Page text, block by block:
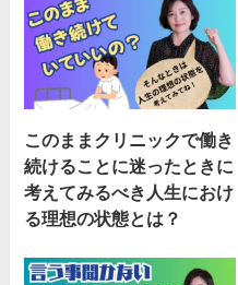
このままクリニックで働き
続けることに迷ったときに
考えてみるべき人生におけ
る理想の状態とは？